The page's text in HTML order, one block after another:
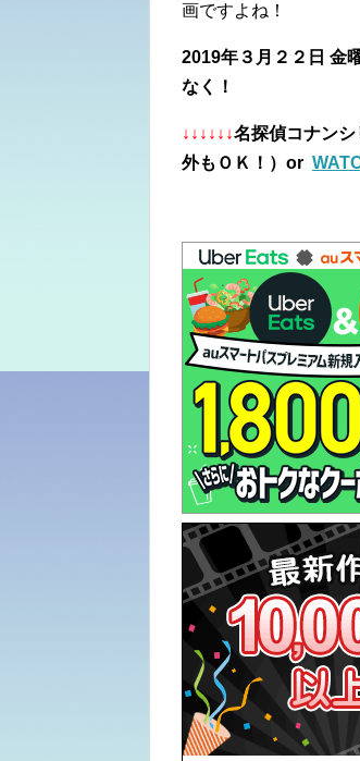
画ですよね！
2019年３月２２日 金
なく！
↓↓↓↓↓↓名探偵コナン
外もＯＫ！）or